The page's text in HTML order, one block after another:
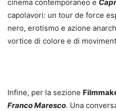
cinema contemporaneo e
capolavori: un tour de force
nero, erotismo e azione
vortice di colore e di
Infine, per la sezione
Franco Maresco. Una